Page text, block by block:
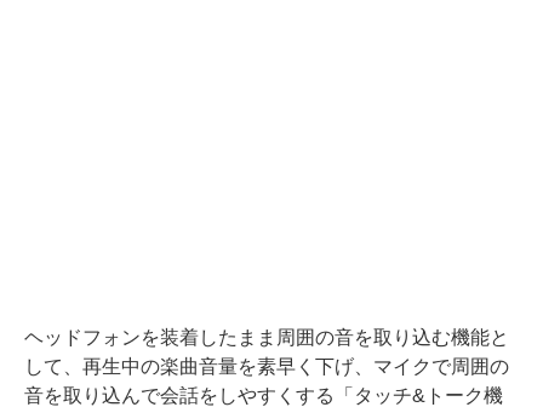
ヘッドフォンを装着したまま周囲の音を取り込む機能と
して、再生中の楽曲音量を素早く下げ、マイクで周囲の
音を取り込んで会話をしやすくする「タッチ&トーク機